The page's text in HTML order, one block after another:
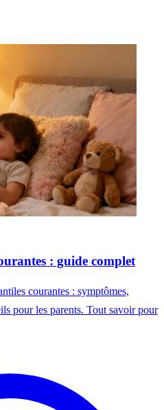
: guide complet
courantes : symptômes,
pour les parents. Tout savoir pour